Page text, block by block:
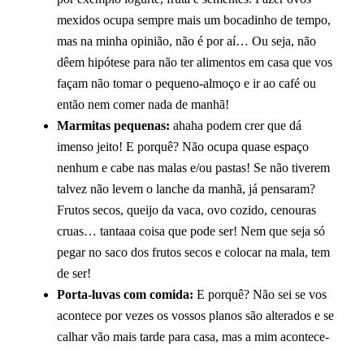
mexidos ocupa sempre mais um bocadinho de tempo,
mas na minha opinião, não é por aí… Ou seja, não
dêem hipótese para não ter alimentos em casa que vos
façam não tomar o pequeno-almoço e ir ao café ou
então nem comer nada de manhã!
Marmitas pequenas: ahaha podem crer que dá
imenso jeito! E porquê? Não ocupa quase espaço
nenhum e cabe nas malas e/ou pastas! Se não tiverem
talvez não levem o lanche da manhã, já pensaram?
Frutos secos, queijo da vaca, ovo cozido, cenouras
cruas… tantaaa coisa que pode ser! Nem que seja só
pegar no saco dos frutos secos e colocar na mala, tem
de ser!
Porta-luvas com comida: E porquê? Não sei se vos
acontece por vezes os vossos planos são alterados e se
calhar vão mais tarde para casa, mas a mim acontece-